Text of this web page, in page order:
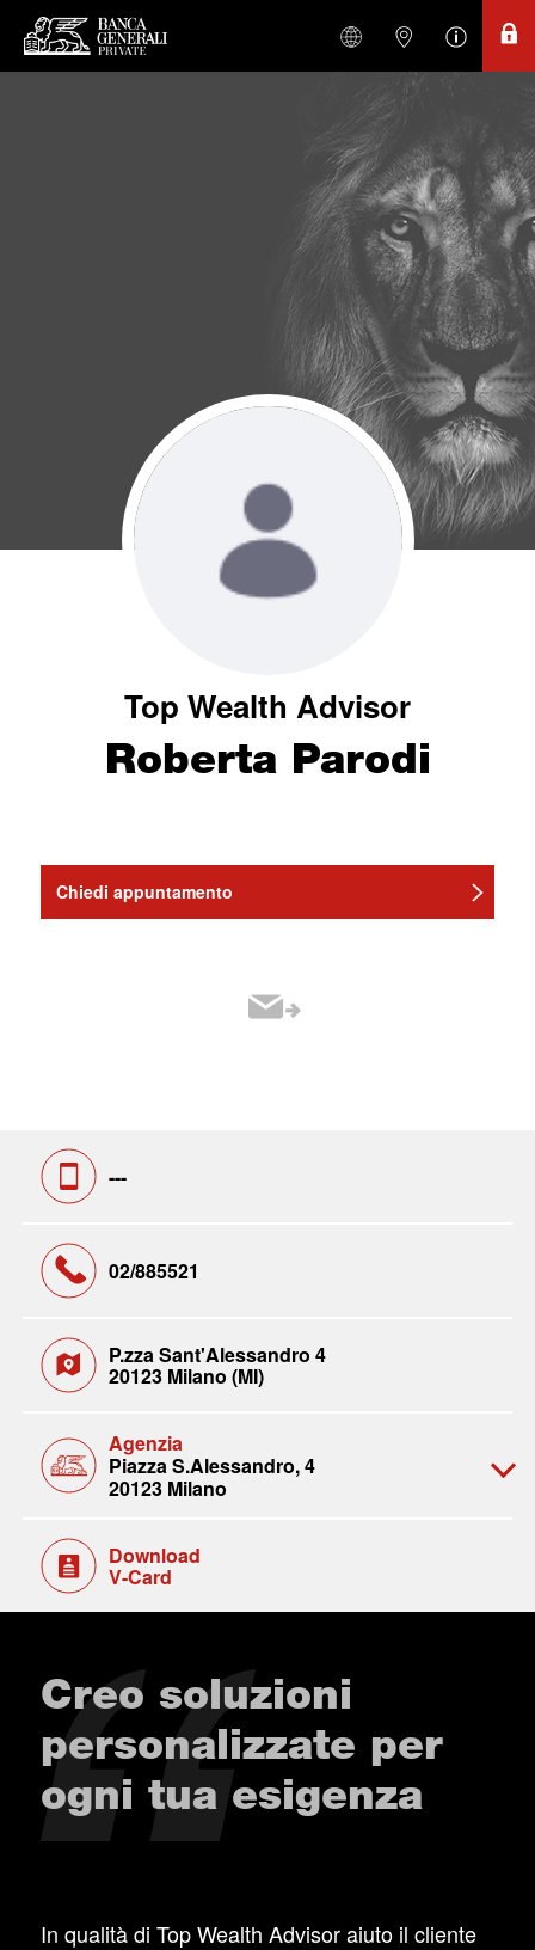
Top Wealth Advisor
Roberta Parodi
Chiedi appuntamento
---
02/885521
P.zza Sant'Alessandro 4
20123 Milano (MI)
Agenzia
Piazza S.Alessandro, 4
20123 Milano
Download
V-Card
Creo soluzioni
personalizzate per
ogni tua esigenza
In qualità di Top Wealth Advisor aiuto il cliente